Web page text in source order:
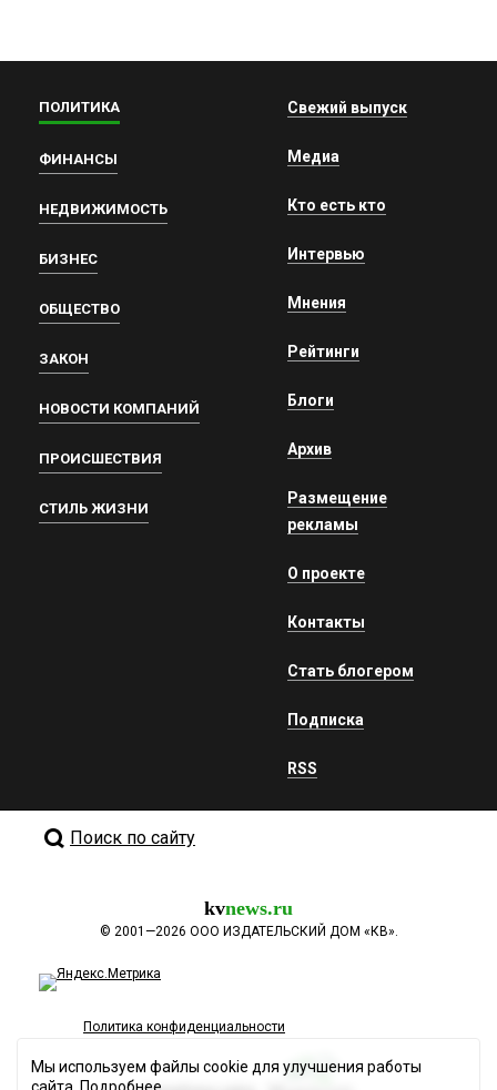
ПОЛИТИКА
ФИНАНСЫ
НЕДВИЖИМОСТЬ
БИЗНЕС
ОБЩЕСТВО
ЗАКОН
НОВОСТИ КОМПАНИЙ
ПРОИСШЕСТВИЯ
СТИЛЬ ЖИЗНИ
Свежий выпуск
Медиа
Кто есть кто
Интервью
Мнения
Рейтинги
Блоги
Архив
Размещение
рекламы
О проекте
Контакты
Стать блогером
Подписка
RSS
Поиск по сайту
kvnews.ru
© 2001—2026 ООО ИЗДАТЕЛЬСКИЙ ДОМ «КВ».
Политика конфиденциальности
Мы используем файлы cookie для улучшения работы